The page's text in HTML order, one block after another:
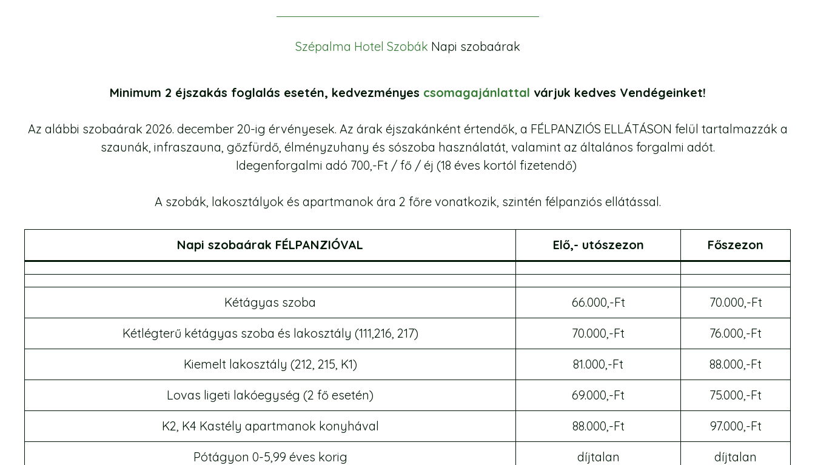
Szépalma Hotel Szobák Napi szobaárak
Minimum 2 éjszakás foglalás esetén, kedvezményes csomagajánlattal várjuk kedves Vendégeinket!
Az alábbi szobaárak 2026. december 20-ig érvényesek. Az árak éjszakánként értendők, a FÉLPANZIÓS ELLÁTÁSON felül tartalmazzák a
szaunák, infraszauna, gőzfürdő, élményzuhany és sószoba használatát, valamint az általános forgalmi adót.
Idegenforgalmi adó 700,-Ft / fő / éj (18 éves kortól fizetendő)
A szobák, lakosztályok és apartmanok ára 2 főre vonatkozik, szintén félpanziós ellátással.
Napi szobaárak FÉLPANZIÓVAL Elő,- utószezon Főszezon
Kétágyas szoba 66.000,-Ft 70.000,-Ft
Kétlégterű kétágyas szoba és lakosztály (111,216, 217) 70.000,-Ft 76.000,-Ft
Kiemelt lakosztály (212, 215, K1) 81.000,-Ft 88.000,-Ft
Lovas ligeti lakóegység (2 fő esetén) 69.000,-Ft 75.000,-Ft
K2, K4 Kastély apartmanok konyhával 88.000,-Ft 97.000,-Ft
Pótágyon 0-5,99 éves korig díjtalan díjtalan